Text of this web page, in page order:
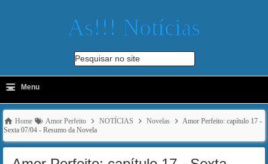
As!!! Notícias
Pesquisar no site
-
≡ Menu
Home Amor Perfeito NOTÍCIAS Novelas
Amor Perfeito: capítulo 17 -
Sexta 07/04 - Resumo da Novela